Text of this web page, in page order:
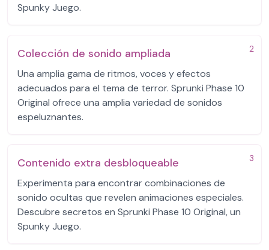
Spunky Juego.
2
Colección de sonido ampliada
Una amplia gama de ritmos, voces y efectos
adecuados para el tema de terror. Sprunki Phase 10
Original ofrece una amplia variedad de sonidos
espeluznantes.
3
Contenido extra desbloqueable
Experimenta para encontrar combinaciones de
sonido ocultas que revelen animaciones especiales.
Descubre secretos en Sprunki Phase 10 Original, un
Spunky Juego.